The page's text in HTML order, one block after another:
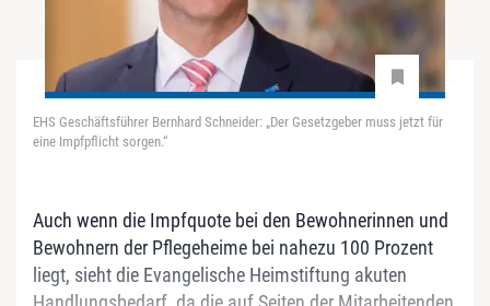
EHS Geschäftsführer Bernhard Schneider: „Der Gesetzgeber muss jetzt für
eine Impfpflicht sorgen.“
Auch wenn die Impfquote bei den Bewohnerinnen und
Bewohnern der Pflegeheime bei nahezu 100 Prozent
liegt, sieht die Evangelische Heimstiftung akuten